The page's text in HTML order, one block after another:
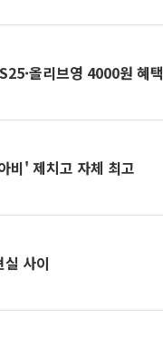
올리브영 4000원 혜택
비' 제치고 자체 최고
사이